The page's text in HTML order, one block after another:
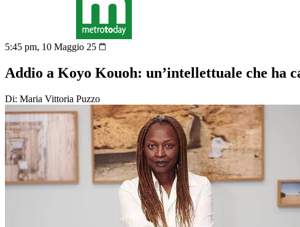
5:45 pm, 10 Maggio 25
Addio a Koyo Kouoh: un’intellettuale che ha
Di: Maria Vittoria Puzzo